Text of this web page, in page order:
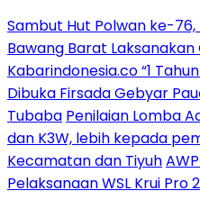
Sambut Hut Polwan ke-
Bawang Barat
Kabarindonesia.co “1
Dibuka Firsada Gebyar
Tubaba Penilaian Lomba
dan K3W, lebih kepada
Kecamatan dan Tiyuh
Pelaksanaan WSL Krui Pro